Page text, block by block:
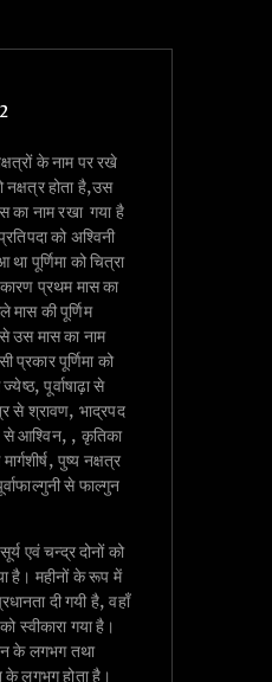
के नाम पर रखे
नक्षत्र होता है,उस
का नाम रखा गया है
को अश्विनी
पूर्णिमा को चित्रा
प्रथम मास का
की पूर्णिम
उस मास का नाम
प्रकार पूर्णिमा को
पूर्वाषाढ़ा से
से श्रावण, भाद्रपद
से आश्विन, , कृतिका
पुष्य नक्षत्र
से फाल्गुन
एवं चन्द्र दोनों को
है। महीनों के रूप में
दी गयी है, वहाँ
स्वीकारा गया है।
के लगभग तथा
के लगभग होता है।